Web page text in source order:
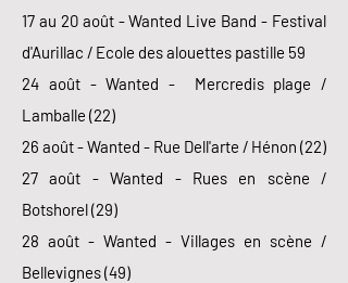
17 au 20 août - Wanted Live Band - Festival
d'Aurillac / Ecole des alouettes pastille 59
24 août - Wanted - Mercredis plage /
Lamballe (22)
26 août - Wanted - Rue Dell'arte / Hénon (22)
27 août - Wanted - Rues en scène /
Botshorel (29)
28 août - Wanted - Villages en scène /
Bellevignes (49)